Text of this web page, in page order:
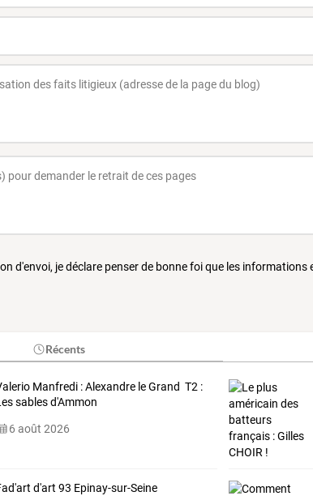
d'envoi, je déclare penser de bonne foi que les
Récents
Manfredi : Alexandre le Grand T2 :
sables d'Ammon
6 août 2026
d'art 93 Epinay-sur-Seine